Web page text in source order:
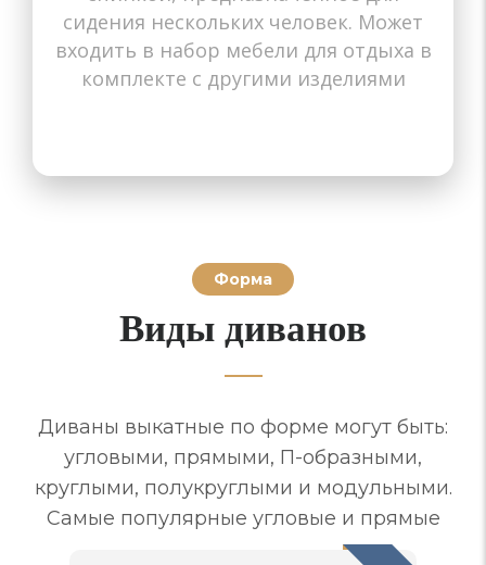
сидения нескольких человек. Может
входить в набор мебели для отдыха в
комплекте с другими изделиями
Форма
Виды диванов
Диваны выкатные по форме могут быть:
угловыми, прямыми, П-образными,
круглыми, полукруглыми и модульными.
Самые популярные угловые и прямые